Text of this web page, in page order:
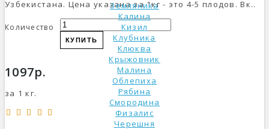
Земляника
Калина
Кизил
Клубника
Клюква
Крыжовник
Малина
Облепиха
Рябина
Смородина
Физалис
Черешня
Узбекистана. Цена указана за 1кг - это 4-5 плодов. Вк..
Количество
КУПИТЬ
1097р.
за 1 кг.